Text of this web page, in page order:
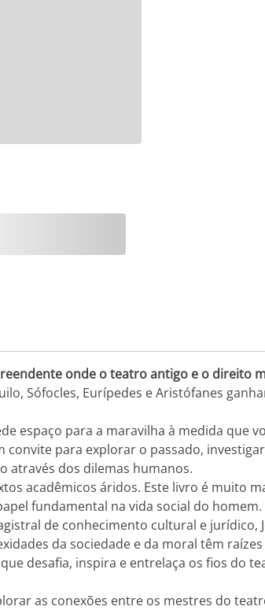
onde o teatro antigo e o direito
Sófocles, Eurípedes e Aristófanes
espaço para a maravilha à medida que
convite para explorar o passado,
através dos dilemas humanos.
acadêmicos áridos. Este livro é muito
fundamental na vida social do homem.
de conhecimento cultural e
da sociedade e da moral têm
desafia, inspira e entrelaça os fios do
as conexões entre os mestres do